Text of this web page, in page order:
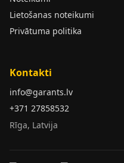
Lietošanas noteikumi
Privātuma politika
Kontakti
info@garants.lv
+371 27858532
Rīga, Latvija